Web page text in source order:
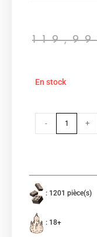
119,99
En stock
- +
: 1201 pièce(s)
: 18+